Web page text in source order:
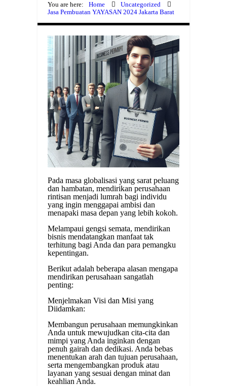
You are here: Home
Uncategorized
Jasa Pembuatan YAYASAN 2024 Jakarta Barat
Pada masa globalisasi yang sarat peluang
dan hambatan, mendirikan perusahaan
rintisan menjadi lumrah bagi individu
yang ingin menggapai ambisi dan
menapaki masa depan yang lebih kokoh.
Melampaui gengsi semata, mendirikan
bisnis mendatangkan manfaat tak
terhitung bagi Anda dan para pemangku
kepentingan.
Berikut adalah beberapa alasan mengapa
mendirikan perusahaan sangatlah
penting:
Menjelmakan Visi dan Misi yang
Diidamkan:
Membangun perusahaan memungkinkan
Anda untuk mewujudkan cita-cita dan
mimpi yang Anda inginkan dengan
penuh gairah dan dedikasi. Anda bebas
menentukan arah dan tujuan perusahaan,
serta mengembangkan produk atau
layanan yang sesuai dengan minat dan
keahlian Anda.
*